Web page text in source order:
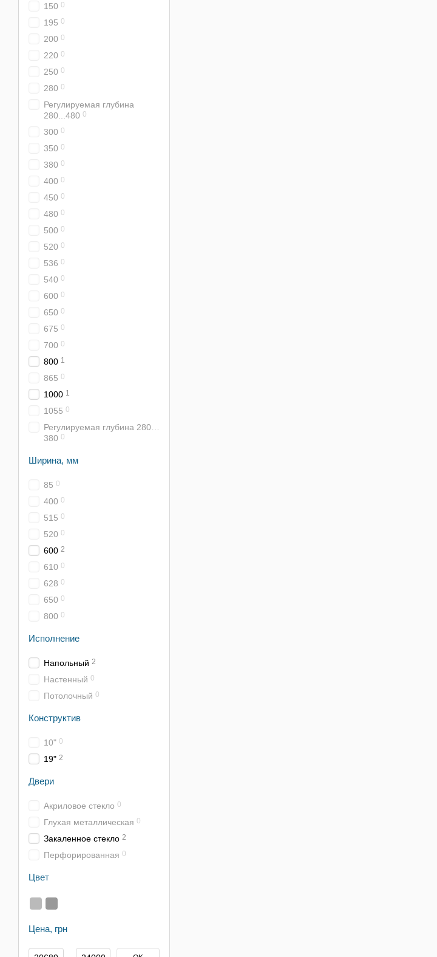
150 0
195 0
200 0
220 0
250 0
280 0
Регулируемая глубина
280...480 0
300 0
350 0
380 0
400 0
450 0
480 0
500 0
520 0
536 0
540 0
600 0
650 0
675 0
700 0
800 1
865 0
1000 1
1055 0
Регулируемая глубина 280…
380 0
Ширина, мм
85 0
400 0
515 0
520 0
600 2
610 0
628 0
650 0
800 0
Исполнение
Напольный 2
Настенный 0
Потолочный 0
Конструктив
10" 0
19" 2
Двери
Акриловое стекло 0
Глухая металлическая 0
Закаленное стекло 2
Перфорированная 0
Цвет
Цена, грн
От Цена, грн
До Цена, грн